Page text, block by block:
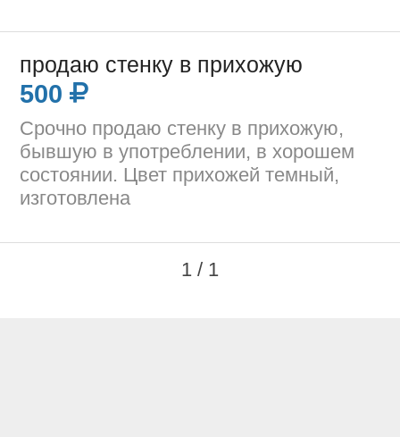
продаю стенку в прихожую
500
Срочно продаю стенку в прихожую,
бывшую в употреблении, в хорошем
состоянии. Цвет прихожей темный,
изготовлена
1 / 1